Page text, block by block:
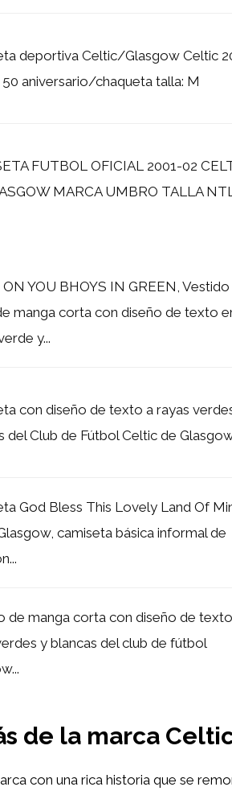
deportiva Celtic/Glasgow Celtic
aniversario/chaqueta talla: M
FUTBOL OFICIAL 2001-02
MARCA UMBRO TALLA
YOU BHOYS IN GREEN,
manga corta con diseño de texto
y...
con diseño de texto a rayas
del Club de Fútbol Celtic de
God Bless This Lovely Land Of
camiseta básica informal de
de manga corta con diseño de
y blancas del club de fútbol
de la marca
con una rica historia que se